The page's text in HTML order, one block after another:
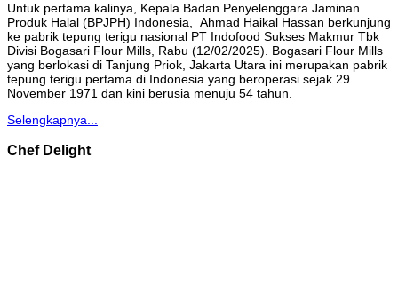
Untuk pertama kalinya, Kepala Badan Penyelenggara Jaminan
Produk Halal (BPJPH) Indonesia, Ahmad Haikal Hassan berkunjung
ke pabrik tepung terigu nasional PT Indofood Sukses Makmur Tbk
Divisi Bogasari Flour Mills, Rabu (12/02/2025). Bogasari Flour Mills
yang berlokasi di Tanjung Priok, Jakarta Utara ini merupakan pabrik
tepung terigu pertama di Indonesia yang beroperasi sejak 29
November 1971 dan kini berusia menuju 54 tahun.
Selengkapnya...
Chef Delight